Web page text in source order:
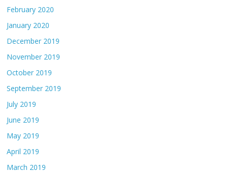
February 2020
January 2020
December 2019
November 2019
October 2019
September 2019
July 2019
June 2019
May 2019
April 2019
March 2019